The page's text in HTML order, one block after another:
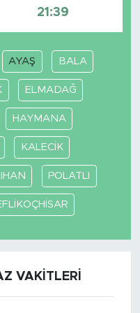
21:39
AYAŞ BALA
ELMADAĞ
HAYMANA
KALECİK
POLATLI
VAKITLERI